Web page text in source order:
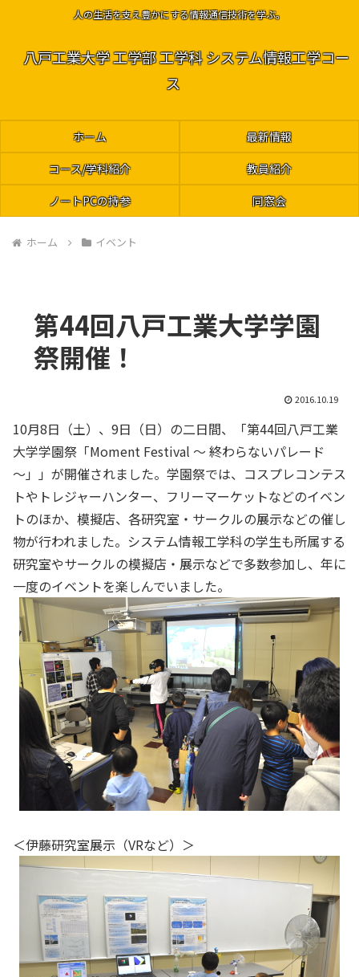
人の生活を支え豊かにする情報通信技術を学ぶ。
八戸工業大学 工学部 工学科 システム情報工学コー
ス
ホーム
最新情報
コース/学科紹介
教員紹介
ノートPCの持参
同窓会
ホーム イベント
第44回八戸工業大学学園
祭開催！
2016.10.19
10月8日（土）、9日（日）の二日間、「第44回八戸工業
大学学園祭「Moment Festival ～ 終わらないパレード
～」」が開催されました。学園祭では、コスプレコンテス
トやトレジャーハンター、フリーマーケットなどのイベン
トのほか、模擬店、各研究室・サークルの展示などの催し
物が行われました。システム情報工学科の学生も所属する
研究室やサークルの模擬店・展示などで多数参加し、年に
一度のイベントを楽しんでいました。
＜伊藤研究室展示（VRなど）＞